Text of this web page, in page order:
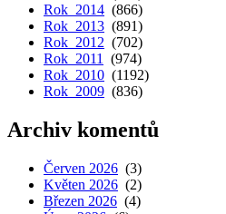
Rok 2014 (866)
Rok 2013 (891)
Rok 2012 (702)
Rok 2011
(974)
Rok 2010 (1192)
Rok 2009 (836)
Archiv komentů
Červen 2026 (3)
Květen 2026 (2)
Březen 2026 (4)